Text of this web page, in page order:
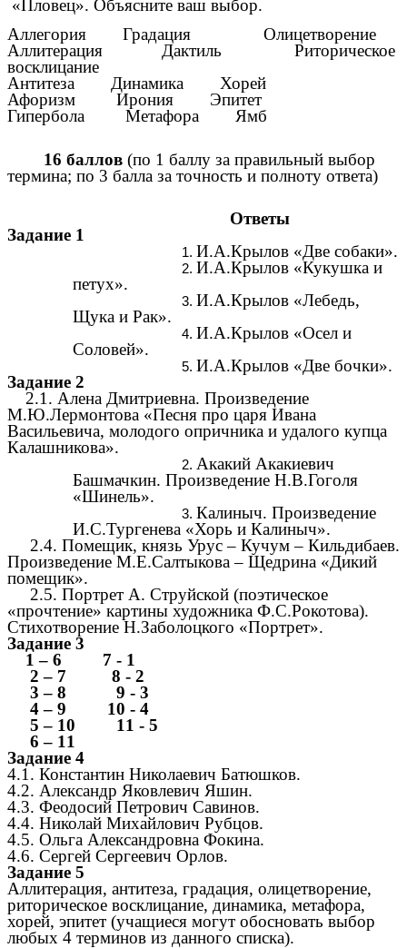
«Пловец». Объясните ваш выбор.
Аллегория Градация Олицетворение
Аллитерация Дактиль Риторическое
восклицание
Антитеза Динамика Хорей
Афоризм Ирония Эпитет
Гипербола Метафора Ямб
16 баллов (по 1 баллу за правильный выбор
термина; по 3 балла за точность и полноту ответа)
Ответы
Задание 1
И.А.Крылов «Две собаки».
И.А.Крылов «Кукушка и
петух».
И.А.Крылов «Лебедь,
Щука и Рак».
И.А.Крылов «Осел и
Соловей».
И.А.Крылов «Две бочки».
Задание 2
2.1. Алена Дмитриевна. Произведение
М.Ю.Лермонтова «Песня про царя Ивана
Васильевича, молодого опричника и удалого купца
Калашникова».
Акакий Акакиевич
Башмачкин. Произведение Н.В.Гоголя
«Шинель».
Калиныч. Произведение
И.С.Тургенева «Хорь и Калиныч».
2.4. Помещик, князь Урус – Кучум – Кильдибаев.
Произведение М.Е.Салтыкова – Щедрина «Дикий
помещик».
2.5. Портрет А. Струйской (поэтическое
«прочтение» картины художника Ф.С.Рокотова).
Стихотворение Н.Заболоцкого «Портрет».
Задание 3
1 – 6 7 - 1
2 – 7 8 - 2
3 – 8 9 - 3
4 – 9 10 - 4
5 – 10 11 - 5
6 – 11
Задание 4
4.1. Константин Николаевич Батюшков.
4.2. Александр Яковлевич Яшин.
4.3. Феодосий Петрович Савинов.
4.4. Николай Михайлович Рубцов.
4.5. Ольга Александровна Фокина.
4.6. Сергей Сергеевич Орлов.
Задание 5
Аллитерация, антитеза, градация, олицетворение,
риторическое восклицание, динамика, метафора,
хорей, эпитет (учащиеся могут обосновать выбор
любых 4 терминов из данного списка).